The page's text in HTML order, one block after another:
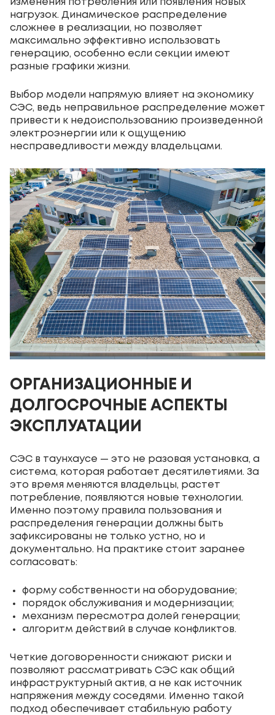
изменения потребления или появления новых
нагрузок. Динамическое распределение
сложнее в реализации, но позволяет
максимально эффективно использовать
генерацию, особенно если секции имеют
разные графики жизни.
Выбор модели напрямую влияет на экономику
СЭС, ведь неправильное распределение может
привести к недоиспользованию произведенной
электроэнергии или к ощущению
несправедливости между владельцами.
ОРГАНИЗАЦИОННЫЕ И
ДОЛГОСРОЧНЫЕ АСПЕКТЫ
ЭКСПЛУАТАЦИИ
СЭС в таунхаусе — это не разовая установка, а
система, которая работает десятилетиями. За
это время меняются владельцы, растет
потребление, появляются новые технологии.
Именно поэтому правила пользования и
распределения генерации должны быть
зафиксированы не только устно, но и
документально. На практике стоит заранее
согласовать:
форму собственности на оборудование;
порядок обслуживания и модернизации;
механизм пересмотра долей генерации;
алгоритм действий в случае конфликтов.
Четкие договоренности снижают риски и
позволяют рассматривать СЭС как общий
инфраструктурный актив, а не как источник
напряжения между соседями. Именно такой
подход обеспечивает стабильную работу